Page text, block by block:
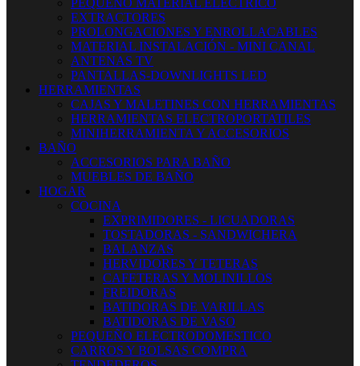
PEQUEÑO MATERIAL ELECTRICO
EXTRACTORES
PROLONGACIONES Y ENROLLACABLES
MATERIAL INSTALACIÓN - MINI CANAL
ANTENAS TV
PANTALLAS-DOWNLIGHTS LED
HERRAMIENTAS
CAJAS Y MALETINES CON HERRAMIENTAS
HERRAMIENTAS ELECTROPORTATILES
MINIHERRAMIENTA Y ACCESORIOS
BAÑO
ACCESORIOS PARA BAÑO
MUEBLES DE BAÑO
HOGAR
COCINA
EXPRIMIDORES - LICUADORAS
TOSTADORAS - SANDWICHERA
BALANZAS
HERVIDORES Y TETERAS
CAFETERAS Y MOLINILLOS
FREIDORAS
BATIDORAS DE VARILLAS
BATIDORAS DE VASO
PEQUEÑO ELECTRODOMESTICO
CARROS Y BOLSAS COMPRA